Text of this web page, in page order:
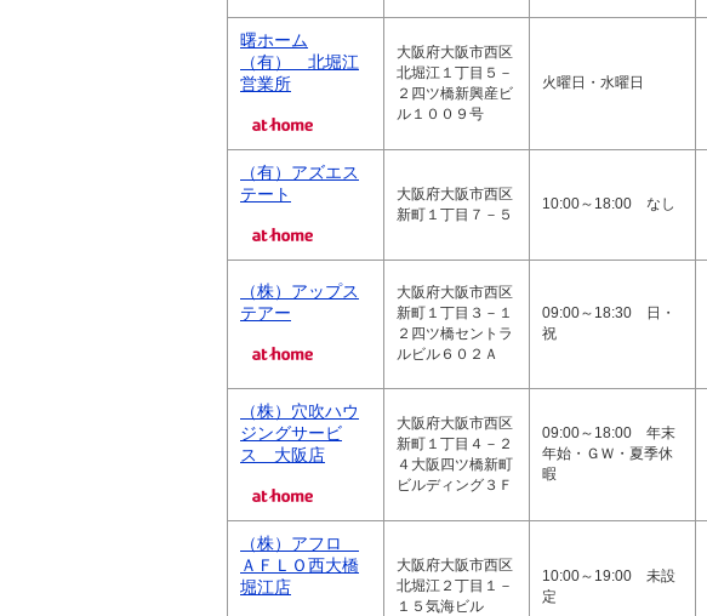
曙ホーム
（有） 北堀江
営業所
大阪府大阪市西区
北堀江１丁目５－
２四ツ橋新興産ビ
ル１００９号
火曜日・水曜日
（有）アズエス
テート
大阪府大阪市西区
新町１丁目７－５
10:00～18:00 なし
（株）アップス
テアー
大阪府大阪市西区
新町１丁目３－１
２四ツ橋セントラ
ルビル６０２Ａ
09:00～18:30 日・
祝
（株）穴吹ハウ
ジングサービ
ス 大阪店
大阪府大阪市西区
新町１丁目４－２
４大阪四ツ橋新町
ビルディング３Ｆ
09:00～18:00 年末
年始・ＧＷ・夏季休
暇
（株）アフロ
ＡＦＬＯ西大橋
堀江店
大阪府大阪市西区
北堀江２丁目１－
１５気海ビル
10:00～19:00 未設
定